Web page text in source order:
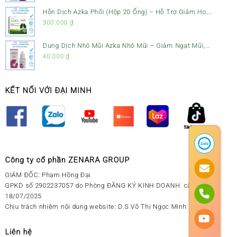
Hỗn Dịch Azka Phổi (Hộp 20 Ống) – Hỗ Trợ Giảm Ho,
Tiêu Đờm & Bổ Phổi
300.000 ₫
Dung Dịch Nhỏ Mũi Azka Nhỏ Mũi – Giảm Ngạt Mũi,
Sổ Mũi Cho Trẻ Sơ Sinh
40.000 ₫
KẾT NỐI VỚI ĐẠI MINH
Công ty cổ phần ZENARA GROUP
GIÁM ĐỐC: Phạm Hồng Đại
GPKD số 2902237057 do Phòng ĐĂNG KÝ KINH DOANH cấp ngày
18/07/2025
Chịu trách nhiệm nội dung website: D.S Võ Thị Ngọc Minh
Liên hệ